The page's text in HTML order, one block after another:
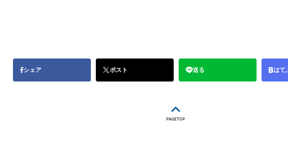
シェア ポスト 送る はて